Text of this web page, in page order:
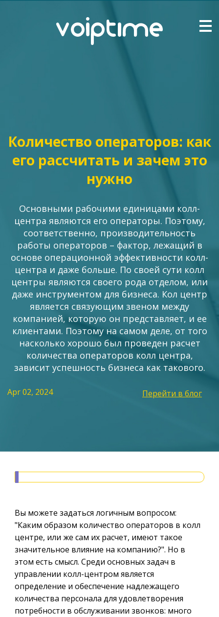
Количество операторов: как
его рассчитать и зачем это
нужно
Основными рабочими единицами колл-
центра являются его операторы. Поэтому,
соответственно, производительность
работы операторов – фактор, лежащий в
основе операционной эффективности колл-
центра и даже больше. По своей сути колл
центры являются своего рода отделом, или
даже инструментом для бизнеса. Кол центр
является связующим звеном между
компанией, которую он представляет, и ее
клиентами. Поэтому на самом деле, от того
насколько хорошо был проведен расчет
количества операторов колл центра,
зависит успешность бизнеса как такового.
Apr 02, 2024 Перейти в блог
Вы можете задаться логичным вопросом:
"Каким образом количество операторов в колл
центре, или же сам их расчет, имеют такое
значительное влияние на компанию?". Но в
этом есть смысл. Среди основных задач в
управлении колл-центром является
определение и обеспечение надлежащего
количества персонала для удовлетворения
потребности в обслуживании звонков: много